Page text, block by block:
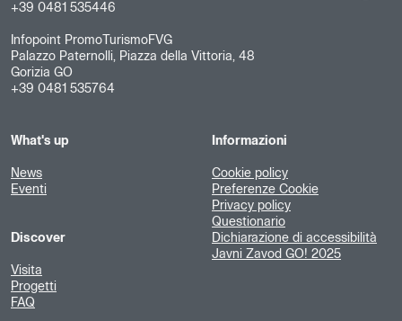
+39 0481 535446
Infopoint PromoTurismoFVG
Palazzo Paternolli, Piazza della Vittoria, 48
Gorizia GO
+39 0481 535764
What's up
News
Eventi
Discover
Visita
Progetti
FAQ
Informazioni
Cookie policy
Preferenze Cookie
Privacy policy
Questionario
Dichiarazione di accessibilità
Javni Zavod GO! 2025